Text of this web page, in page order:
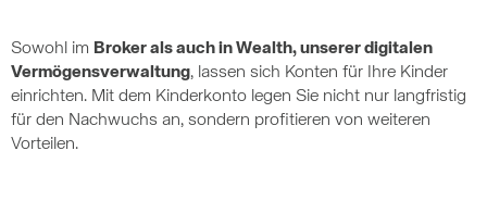
Sowohl im Broker als auch in Wealth, unserer digitalen
Vermögensverwaltung, lassen sich Konten für Ihre Kinder
einrichten. Mit dem Kinderkonto legen Sie nicht nur langfristig
für den Nachwuchs an, sondern profitieren von weiteren
Vorteilen.